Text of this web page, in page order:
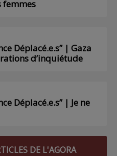
femmes
Déplacé.e.s” | Gaza
d’inquiétude
Déplacé.e.s” | Je ne
DE L'AGORA